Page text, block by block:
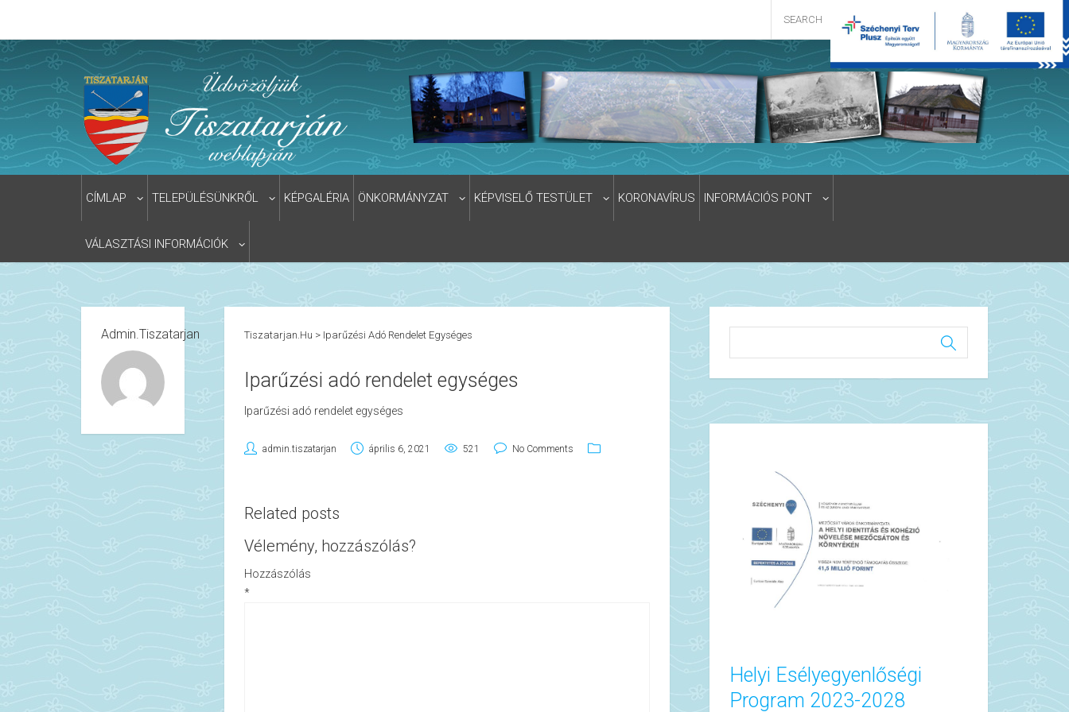
CÍMLAP TELEPÜLÉSÜNKRŐL KÉPGALÉRIA ÖNKORMÁNYZAT KÉPVISELŐ TESTÜLET KORONAVÍRUS INFORMÁCIÓS PONT
VÁLASZTÁSI INFORMÁCIÓK
Admin.tiszatarjan Tiszatarjan.hu > Iparűzési Adó Rendelet Egységes
Iparűzési adó rendelet egységes
Iparűzési adó rendelet egységes
admin.tiszatarjan április 6, 2021 521 No Comments
Related posts
Vélemény, hozzászólás?
Hozzászólás
*
Helyi Esélyegyenlőségi
Program 2023-2028